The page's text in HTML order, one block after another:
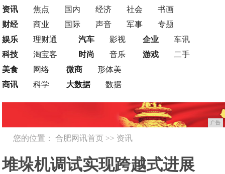
资讯 焦点 国内 经济 社会
书画
财经
商业 国际 声音 军事
专题
娱乐
理财通
科技
淘宝客
汽车
影视
时尚
音乐
企业
车讯
游戏
二手
美食
网络
商讯
科学
微商
形体美
大数据
数据
广告
您的位置：合肥网讯首页 >> 资讯
堆垛机调试实现跨越式进展